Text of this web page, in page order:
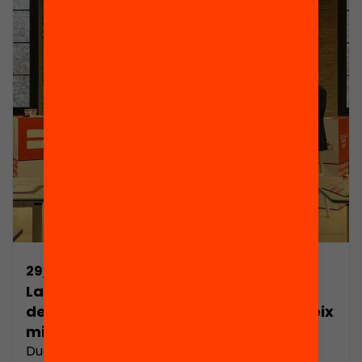
estableixen un partenariat entre un centre i una
institució de referència en un camp de
coneixement concret. Durant quatre cursos,
professionals de la institució s’impliquen en el dia
a dia de les escoles i instituts treballant amb els
docents i acompanyats pels formadors Magnet.
Desenvolupen […]
29/06/2026
La falta d’eines per respondre a les
desigualtats socials a l’escola impedeix
millorar la qualitat i els resultats
Dues dècades de l’Anuari de l’Educació a